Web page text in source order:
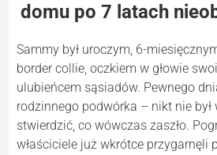
domu po 7 latach
Sammy był uroczym, 6-
border collie, oczkiem w głowie
ulubieńcem sąsiadów. Pewnego
rodzinnego podwórka – nikt nie był
stwierdzić, co wówczas zaszło.
właściciele już wkrótce przygarnęli